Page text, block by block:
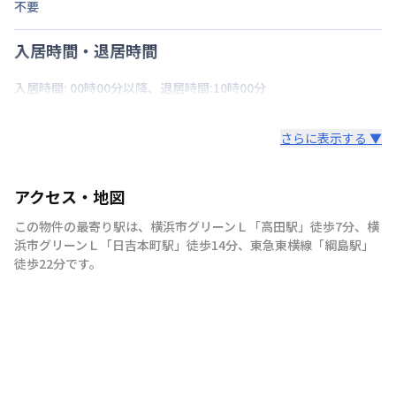
不要
入居時間・退居時間
入居時間: 00時00分以降、退居時間:10時00分
さらに表示する ▼
アクセス・地図
この物件の最寄り駅は、 横浜市グリーンＬ 「高田駅 」 徒歩7分、 横
浜市グリーンＬ 「日吉本町駅 」 徒歩14分、 東急東横線 「綱島駅 」
徒歩22分です。